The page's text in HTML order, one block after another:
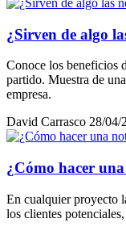
¿Sirven de algo
Conoce los beneficios
partido. Muestra de
empresa.
David Carrasco 28/04/
¿Cómo hacer
En cualquier proyecto
los clientes